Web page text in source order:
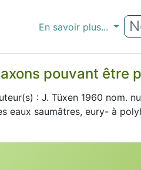
En savoir plus...
pouvant être
: J. Tüxen 1960 nom.
eaux saumâtres, eury- à